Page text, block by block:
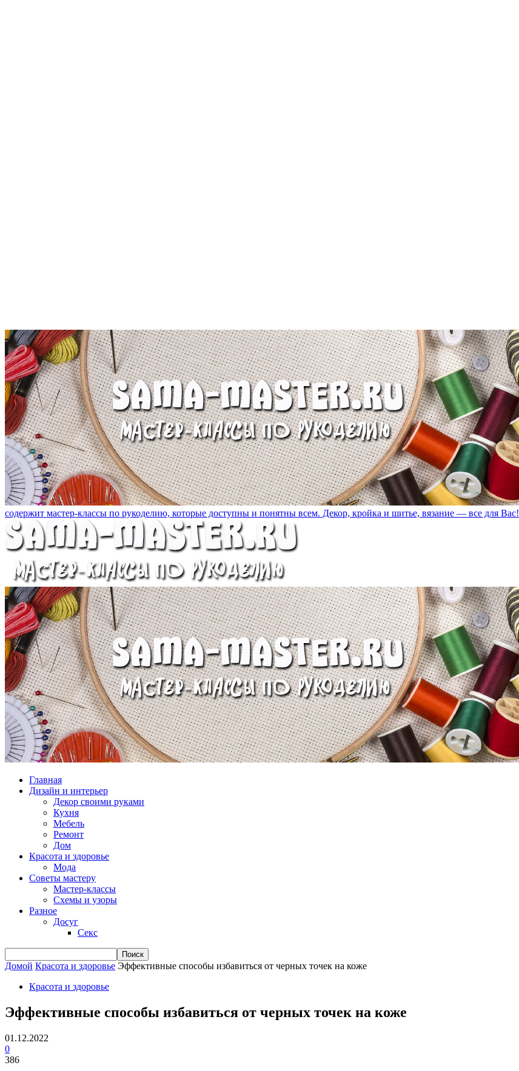
содержит мастер-классы по рукоделию, которые доступны и понятны всем. Декор, кройка и шитье, вязание — все для Вас!
Главная
Дизайн и интерьер
Декор своими руками
Кухня
Мебель
Ремонт
Дом
Красота и здоровье
Мода
Советы мастеру
Мастер-классы
Схемы и узоры
Разное
Досуг
Секс
Домой Красота и здоровье Эффективные способы избавиться от черных точек на коже
Красота и здоровье
Эффективные способы избавиться от черных точек на коже
01.12.2022
0
386